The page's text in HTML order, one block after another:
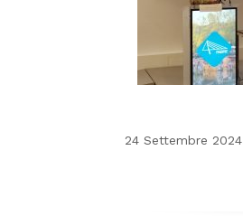
24 Settembre 2024